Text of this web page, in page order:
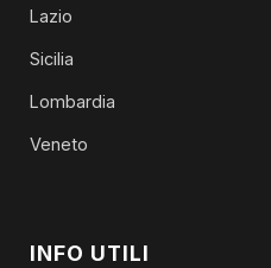
Lazio
Sicilia
Lombardia
Veneto
INFO UTILI